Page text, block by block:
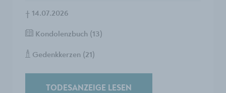
† 14.07.2026
Kondolenzbuch (13)
Gedenkkerzen (21)
TODESANZEIGE LESEN